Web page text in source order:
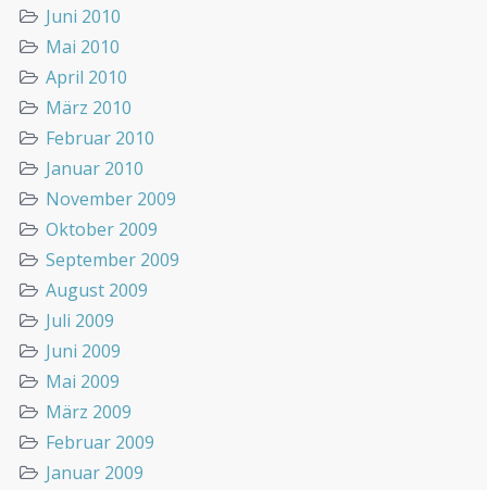
Juni 2010
Mai 2010
April 2010
März 2010
Februar 2010
Januar 2010
November 2009
Oktober 2009
September 2009
August 2009
Juli 2009
Juni 2009
Mai 2009
März 2009
Februar 2009
Januar 2009